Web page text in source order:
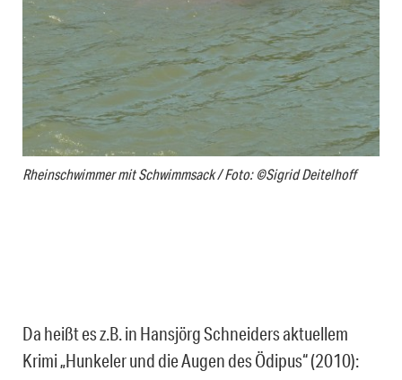
Rheinschwimmer mit Schwimmsack / Foto: ©Sigrid Deitelhoff
Da heißt es z.B. in Hansjörg Schneiders aktuellem
Krimi „Hunkeler und die Augen des Ödipus“ (2010):